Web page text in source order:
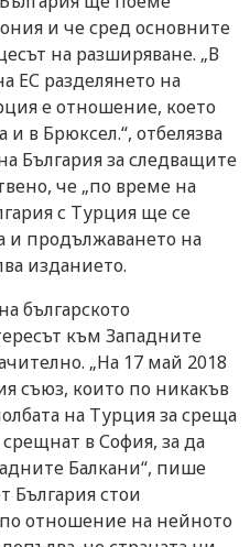
и че сред основните
на разширяване. „В
ЕС разделянето на
е отношение, което
в Брюксел.“, отбелязва
България за следващите
че „по време на
с Турция ще се
и продължаването на
изданието.
българското
към Западните
„На 17 май 2018
съюз, които по никакъв
на Турция за среща
в София, за да
Балкани“, пише
България стои
отношение на нейното